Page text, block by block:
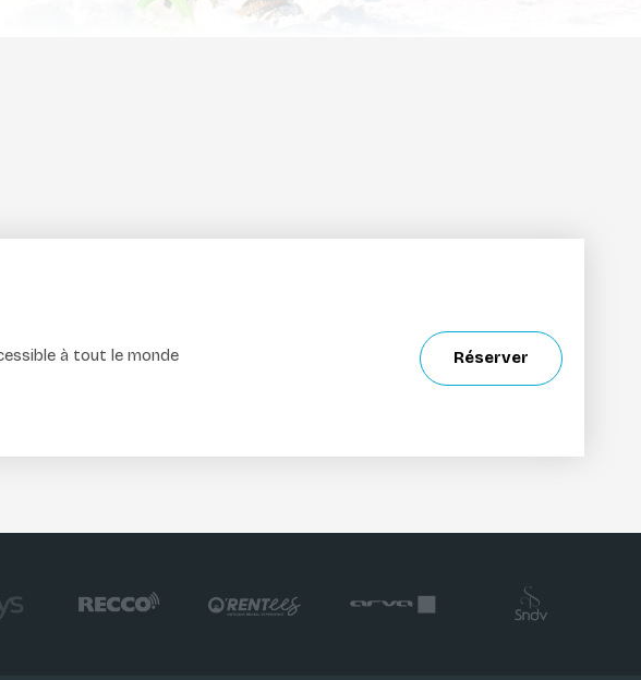
Réserver
à tout le monde